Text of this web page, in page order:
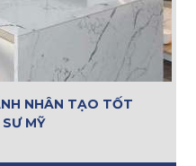
NHÂN TẠO TỐT
MỸ